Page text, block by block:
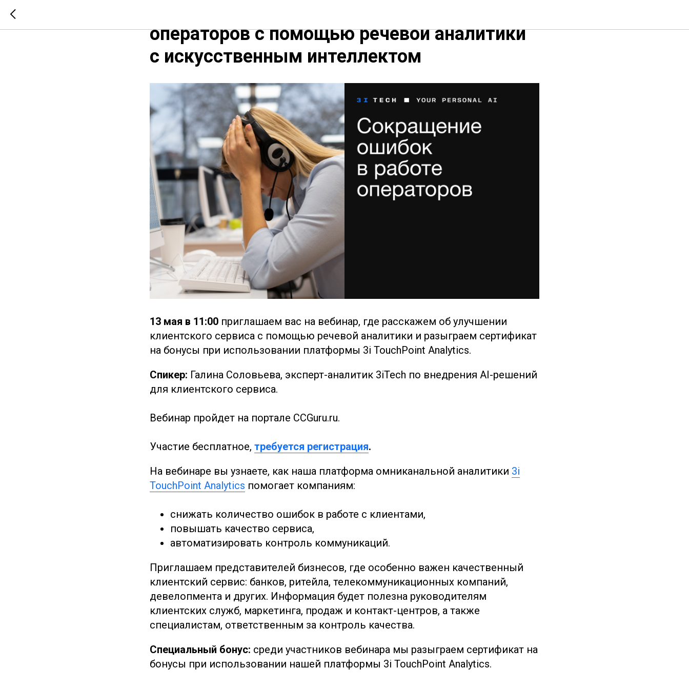
операторов с помощью речевой аналитики
с искусственным интеллектом
13 мая в 11:00 приглашаем вас на вебинар, где расскажем об улучшении
клиентского сервиса с помощью речевой аналитики и разыграем сертификат
на бонусы при использовании платформы 3i TouchPoint Analytics.
Спикер: Галина Соловьева, эксперт-аналитик 3iTech по внедрения AI-решений
для клиентского сервиса.
Вебинар пройдет на портале CCGuru.ru.
Участие бесплатное, требуется регистрация.
На вебинаре вы узнаете, как наша платформа омниканальной аналитики 3i
TouchPoint Analytics помогает компаниям:
снижать количество ошибок в работе с клиентами,
повышать качество сервиса,
автоматизировать контроль коммуникаций.
Приглашаем представителей бизнесов, где особенно важен качественный
клиентский сервис: банков, ритейла, телекоммуникационных компаний,
девелопмента и других. Информация будет полезна руководителям
клиентских служб, маркетинга, продаж и контакт-центров, а также
специалистам, ответственным за контроль качества.
Специальный бонус: среди участников вебинара мы разыграем сертификат на
бонусы при использовании нашей платформы 3i TouchPoint Analytics.